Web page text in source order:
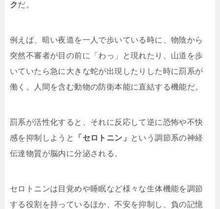
クだ。
例えば、暗い夜道を一人で歩いている時に、物陰から
突然不審者が目の前に「わっ」と現れたり、山道を歩
いていたら急に大きな蛇が出現したりした時に罰系が
働く。人間を含む動物の防衛本能に直結する機能だ。
罰系が活性化すると、それに反応して逆に恐怖や不快
感を抑制しようと
「セロトニン」
という調節系の神経
伝達物質が脳内に分泌される。
セロトニンは目覚めや睡眠など様々な生体機能を調節
する役割を持っているほか、不安を抑制し、負の記憶